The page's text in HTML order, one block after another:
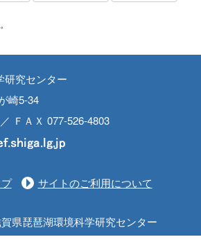
研究センター
崎5-34
ＦＡＸ 077-526-4803
サイトのご利用について
県琵琶湖環境科学研究センター